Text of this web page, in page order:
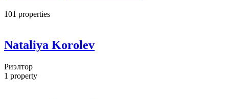
101 properties
Nataliya Korolev
Риэлтор
1 property